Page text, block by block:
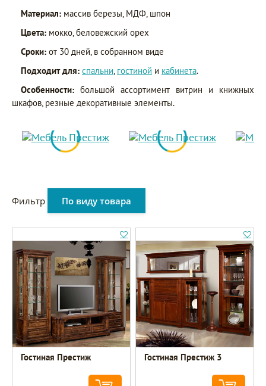
Материал: массив березы, МДФ, шпон
Цвета: мокко, беловежский орех
Сроки: от 30 дней, в собранном виде
Подходит для: спальни, гостиной и кабинета.
Особенности: большой ассортимент витрин и книжных
шкафов, резные декоративные элементы.
Фильтр По виду товара
Гостиная Престиж Гостиная Престиж 3